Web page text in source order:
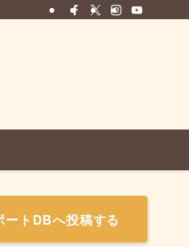
ートDBへ投稿する